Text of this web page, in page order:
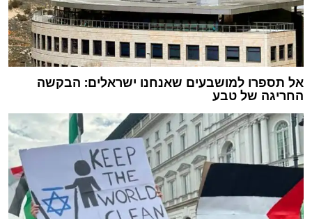
אל תספרו למושבעים שאנחנו ישראלים: הבקשה
החריגה של טבע